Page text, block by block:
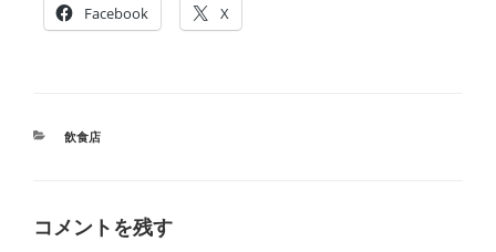
Facebook X
カ
飲食店
コメントを残す